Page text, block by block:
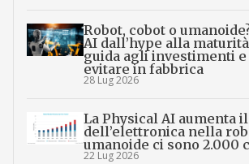
Robot, cobot o
AI dall’hype alla
guida agli investimenti
evitare in fabbrica
28 Lug 2026
La Physical AI aumenta
dell’elettronica nella
umanoide ci sono 2.000
22 Lug 2026